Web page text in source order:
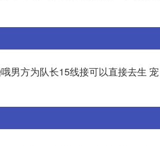
男方为队长15线接可以直接去生 宠